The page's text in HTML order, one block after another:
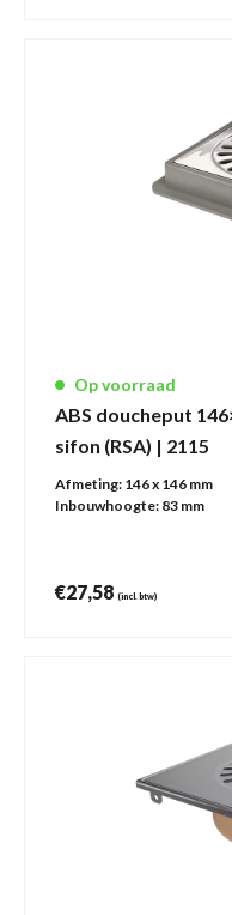
Op voorraad
ABS doucheput
sifon (RSA) | 2115
Afmeting: 146 x 146 mm
Inbouwhoogte: 83 mm
€27,58 (incl. btw)